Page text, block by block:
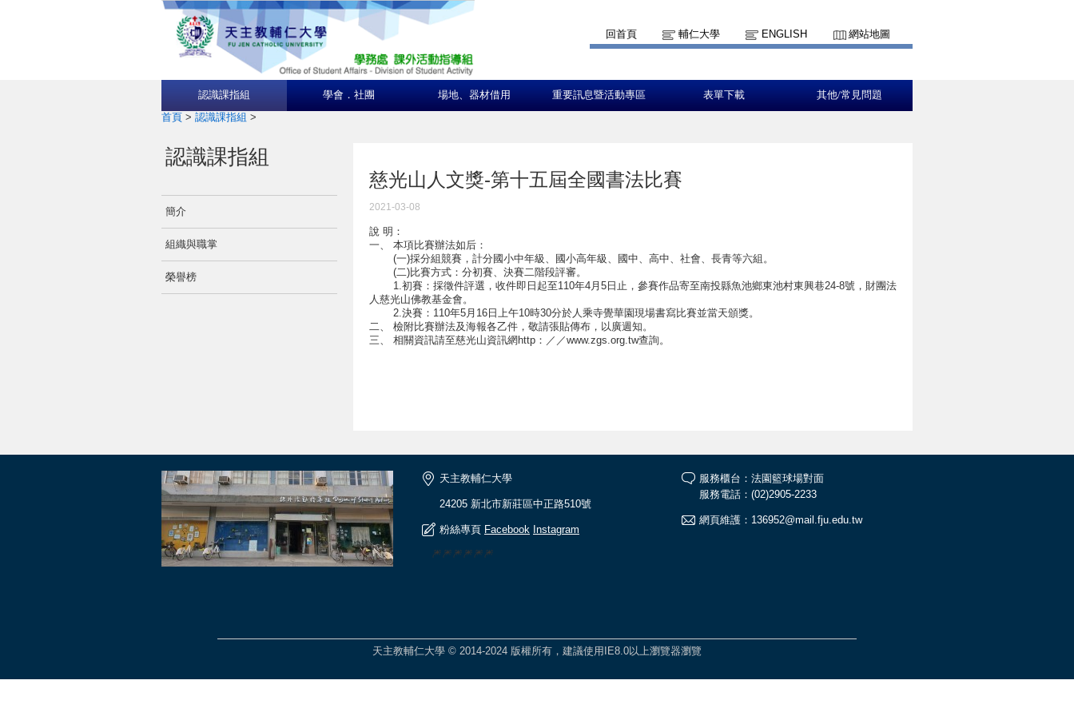
回首頁 輔仁大學 ENGLISH 網站地圖
認識課指組 學會．社團 場地、器材借用 重要訊息暨活動專區 表單下載 其他/常見問題
首頁 > 認識課指組 >
認識課指組
簡介
組織與職掌
榮譽榜
慈光山人文獎-第十五屆全國書法比賽
2021-03-08
說 明：
一、 本項比賽辦法如后：
(一)採分組競賽，計分國小中年級、國小高年級、國中、高中、社會、長青等六組。
(二)比賽方式：分初賽、決賽二階段評審。
1.初賽：採徵件評選，收件即日起至110年4月5日止，參賽作品寄至南投縣魚池鄉東池村東興巷24-8號，財團法
人慈光山佛教基金會。
2.決賽：110年5月16日上午10時30分於人乘寺覺華園現場書寫比賽並當天頒獎。
二、 檢附比賽辦法及海報各乙件，敬請張貼傳布，以廣週知。
三、 相關資訊請至慈光山資訊網http：／／www.zgs.org.tw查詢。
天主教輔仁大學
24205 新北市新莊區中正路510號
粉絲專頁 Facebook Instagram
🎆🎆🎆🎆🎆🎆
服務櫃台：法園籃球場對面
服務電話：(02)2905-2233
網頁維護：136952@mail.fju.edu.tw
天主教輔仁大學 © 2014-2024 版權所有，建議使用IE8.0以上瀏覽器瀏覽